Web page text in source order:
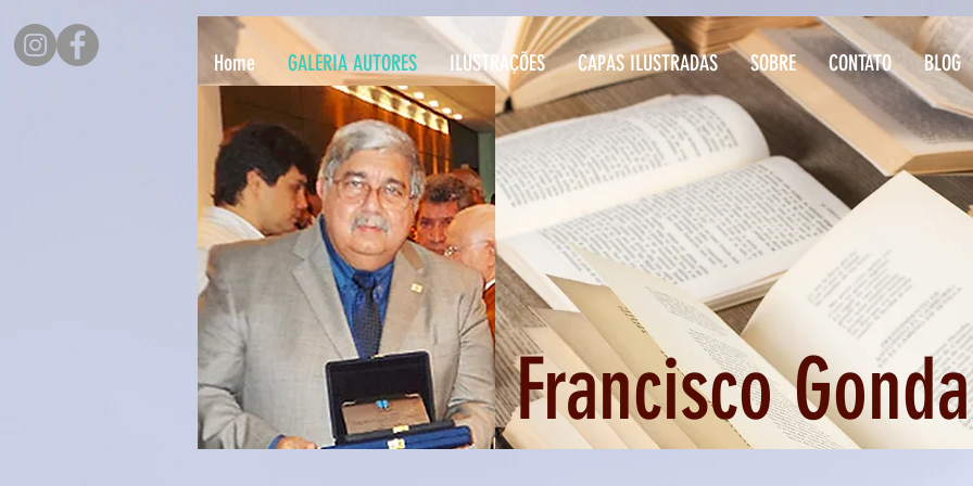
Home GALERIA AUTORES ILUSTRAÇÕES CAPAS ILUSTRADAS SOBRE CONTATO BLOG
Francisco